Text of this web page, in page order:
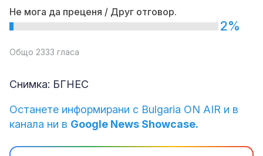
Не мога да преценя / Друг отговор.
2%
Общо 2333 гласа
Снимка: БГНЕС
Останете информирани с Bulgaria ON AIR и в
канала ни в Google News Showcase.